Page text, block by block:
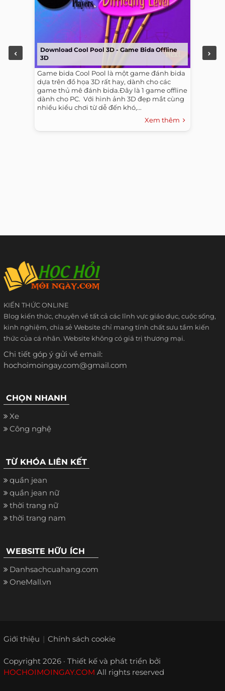
Download Cool Pool 3D - Game Bida Offline
3D
Game bida Cool Pool là một game đánh bida
dựa trên đồ họa 3D rất hay, dành cho các
game thủ mê đánh bida.Đây là 1 game offline
dành cho PC. ​ Với hình ảnh 3D đẹp mắt cùng
nhiều kiểu chơi từ dễ đến khó,...
Xem thêm
KIẾN THỨC ONLINE
Blog kiến thức, chuyên về tất cả các lĩnh vực giáo dục, cuộc sống,
kinh nghiệm, chia sẻ Website chỉ mang tính chất sưu tầm kiến
thức của cá nhân. Website không có giá trị thương mại.
Chi tiết góp ý gửi về email:
hochoimoingay.com@gmail.com
CHỌN NHANH
Xe
Công nghệ
TỪ KHÓA LIÊN KẾT
quần jean
quần jean nữ
thời trang nữ
thời trang nam
WEBSITE HỮU ÍCH
Danhsachcuahang.com
OneMall.vn
Giới thiệu Chính sách cookie
Copyright 2026 · Thiết kế và phát triển bởi
HOCHOIMOINGAY.COM All rights reserved